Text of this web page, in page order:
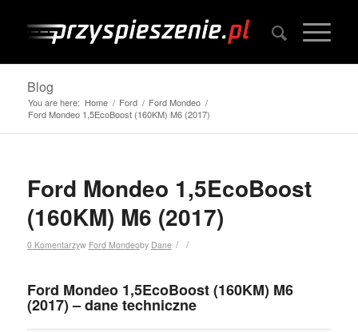
Blog
You are here: Home / Ford / Ford Mondeo /
Ford Mondeo 1,5EcoBoost (160KM) M6 (2017)
Ford Mondeo 1,5EcoBoost
(160KM) M6 (2017)
0 Komentarzy /
w Ford Mondeo /
by Dane
Ford Mondeo 1,5EcoBoost (160KM) M6
(2017) – dane techniczne